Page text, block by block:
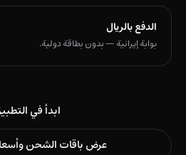
الدفع بالريال
بوابة إيرانية — بدون بطاقة دولية.
ابدأ في
عرض باقات الشحن